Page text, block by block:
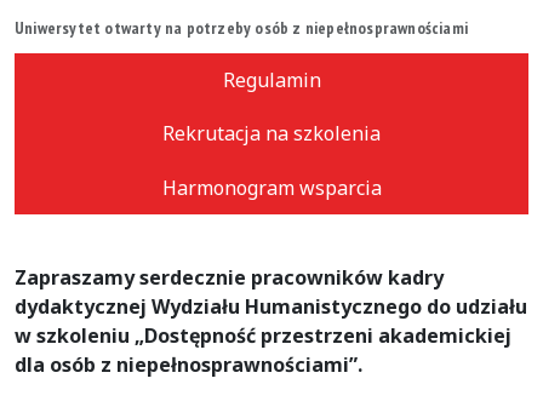
Uniwersytet otwarty na potrzeby osób z niepełnosprawnościami
Regulamin
Rekrutacja na szkolenia
Harmonogram wsparcia
Zapraszamy serdecznie pracowników kadry
dydaktycznej Wydziału Humanistycznego do udziału
w szkoleniu „Dostępność przestrzeni akademickiej
dla osób z niepełnosprawnościami”.